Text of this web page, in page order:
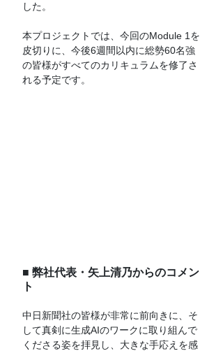
した。
本プロジェクトでは、今回のModule 1を
皮切りに、今後6週間以内に総勢60名強
の皆様がすべてのカリキュラムを修了さ
れる予定です。
■ 弊社代表・矢上清乃からのコメン
ト
中日新聞社の皆様が非常に前向きに、そ
して真剣に生成AIのワークに取り組んで
くださる姿を拝見し、大きな手応えを感